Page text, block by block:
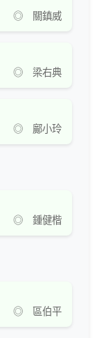
◎ 關鎮威
◎ 梁右典
◎ 鄺小玲
◎ 鍾健楷
◎ 區伯平